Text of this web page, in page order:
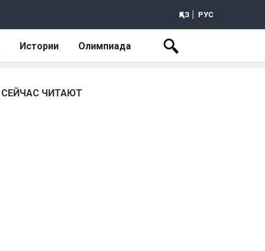
ҚАЗ РУС
Истории Олимпиада
СЕЙЧАС ЧИТАЮТ